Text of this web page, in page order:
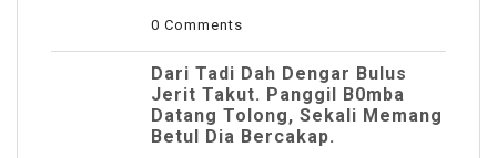
0 Comments
Dari Tadi Dah Dengar Bulus
Jerit Takut. Panggil B0mba
Datang Tolong, Sekali Memang
Betul Dia Bercakap.